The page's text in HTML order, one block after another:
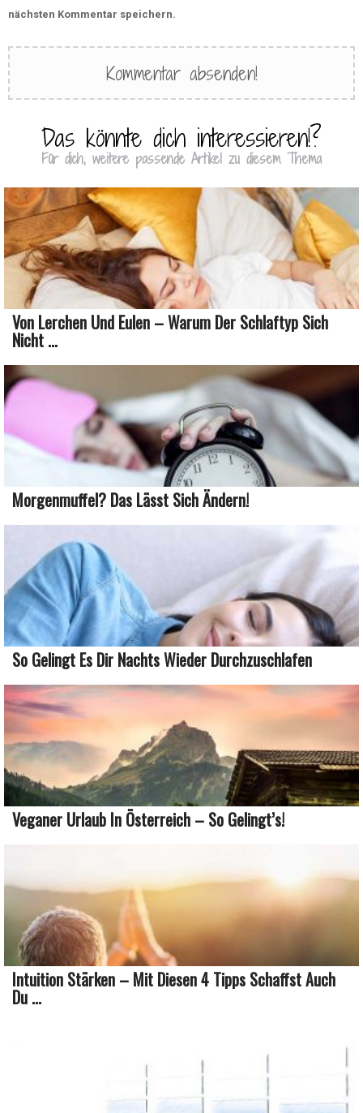
nächsten Kommentar speichern.
Das könnte dich interessieren!?
Für dich, weitere passende Artikel zu diesem Thema
Von Lerchen Und Eulen – Warum Der Schlaftyp Sich
Nicht ...
Morgenmuffel? Das Lässt Sich Ändern!
So Gelingt Es Dir Nachts Wieder Durchzuschlafen
Veganer Urlaub In Österreich – So Gelingt’s!
Intuition Stärken – Mit Diesen 4 Tipps Schaffst Auch
Du ...